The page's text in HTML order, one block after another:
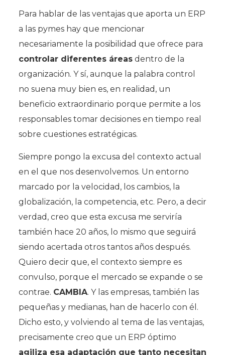
Para hablar de las ventajas que aporta un ERP
a las pymes hay que mencionar
necesariamente la posibilidad que ofrece para
controlar diferentes áreas dentro de la
organización. Y sí, aunque la palabra control
no suena muy bien es, en realidad, un
beneficio extraordinario porque permite a los
responsables tomar decisiones en tiempo real
sobre cuestiones estratégicas.
Siempre pongo la excusa del contexto actual
en el que nos desenvolvemos. Un entorno
marcado por la velocidad, los cambios, la
globalización, la competencia, etc. Pero, a decir
verdad, creo que esta excusa me serviría
también hace 20 años, lo mismo que seguirá
siendo acertada otros tantos años después.
Quiero decir que, el contexto siempre es
convulso, porque el mercado se expande o se
contrae. CAMBIA. Y las empresas, también las
pequeñas y medianas, han de hacerlo con él.
Dicho esto, y volviendo al tema de las ventajas,
precisamente creo que un ERP óptimo
agiliza esa adaptación que tanto necesitan